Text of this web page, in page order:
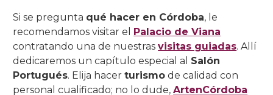
Si se pregunta qué hacer en Córdoba, le
recomendamos visitar el
Palacio de Viana
contratando una de nuestrasvisitas guiadas. Allí
dedicaremos un capítulo especial al Salón
Portugués. Elija hacerturismo de calidad con
personal cualificado; no lo dude,ArtenCórdoba